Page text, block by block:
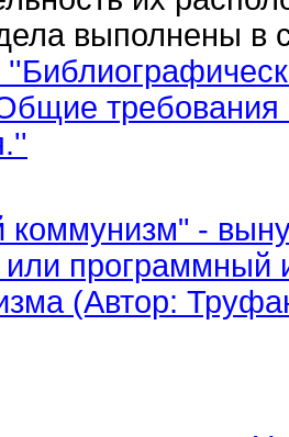
выполнены в
требования
коммунизм" -
или программный
(Автор: